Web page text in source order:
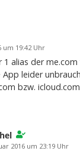
um 19:42 Uhr
1 alias der me.com
leider
bzw.
2016 um 23:19 Uhr